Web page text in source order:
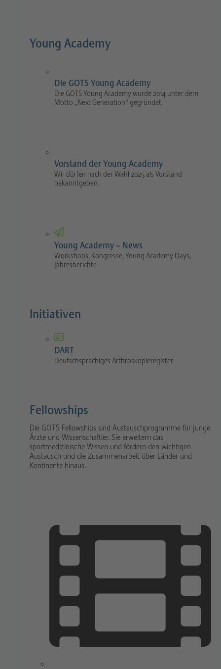
Young Academy
Die GOTS Young Academy
Die GOTS Young Academy wurde 2014 unter dem
Motto „Next Generation“ gegründet.
Vorstand der Young Academy
Wir dürfen nach der Wahl 2025 als Vorstand
bekanntgeben.
Young Academy – News
Workshops, Kongresse, Young Academy Days,
Jahresberichte
Initiativen
DART
Deutschsprachiges Arthroskopieregister
Fellowships
Die GOTS Fellowships sind Austauschprogramme für junge
Ärzte und Wissenschaftler. Sie erweitern das
sportmedizinische Wissen und fördern den wichtigen
Austausch und die Zusammenarbeit über Länder und
Kontinente hinaus.